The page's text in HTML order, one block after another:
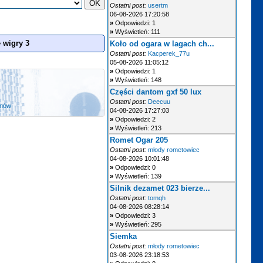
wigry 3
Ostatni post: usertm
06-08-2026 17:20:58
»Odpowiedzi: 1
»Wyświetleń: 111
Koło od ogara w lagach ch...
Ostatni post: Kacperek_77u
05-08-2026 11:05:12
»Odpowiedzi: 1
»Wyświetleń: 148
Części dantom gxf 50 lux
Ostatni post: Deecuu
04-08-2026 17:27:03
»Odpowiedzi: 2
»Wyświetleń: 213
Romet Ogar 205
Ostatni post: młody rometowiec
04-08-2026 10:01:48
»Odpowiedzi: 0
»Wyświetleń: 139
Silnik dezamet 023 bierze...
Ostatni post: tomqh
04-08-2026 08:28:14
»Odpowiedzi: 3
»Wyświetleń: 295
Siemka
Ostatni post: młody rometowiec
03-08-2026 23:18:53